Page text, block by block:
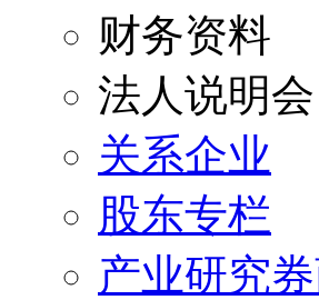
财务资料
法人说明会
关系企业
股东专栏
产业研究